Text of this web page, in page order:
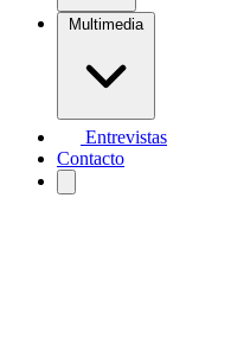
Multimedia
Entrevistas
Contacto